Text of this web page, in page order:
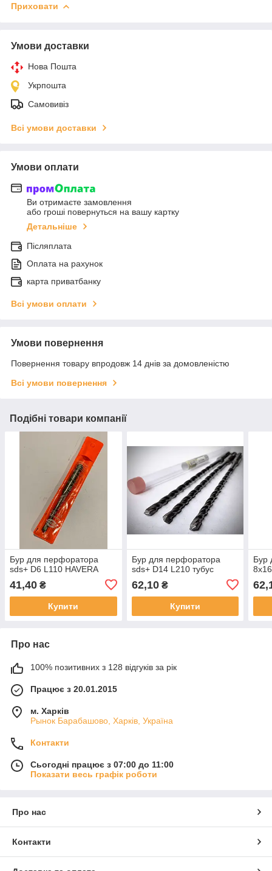
Приховати
Умови доставки
Нова Пошта
Укрпошта
Самовивіз
Всі умови доставки
Умови оплати
Ви отримаєте замовлення
або гроші повернуться на вашу картку
Детальніше
Післяплата
Оплата на рахунок
карта приватбанку
Всі умови оплати
Умови повернення
Повернення товару впродовж 14 днів за домовленістю
Всі умови повернення
Подібні товари компанії
Бур для перфоратора
sds+ D6 L110 HAVERA
41,40 ₴
Купити
Бур для перфоратора
sds+ D14 L210 тубус
62,10₴
Купити
Бур
Про нас
100% позитивних з 128 відгуків за рік
Працює з 20.01.2015
м. Харків
Рынок Барабашово, Харків, Україна
Контакти
Сьогодні працює з 07:00 до 11:00
Показати весь графік роботи
Про нас
Контакти